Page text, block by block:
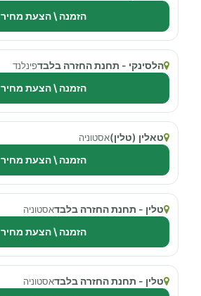
הזמנה \ הצעת מחיר
הלסינקי - תחנת החזרה בלבדפינלנד
הזמנה \ הצעת מחיר
טאלין (טלין)אסטוניה
הזמנה \ הצעת מחיר
טלין - תחנת החזרה בלבדאסטוניה
הזמנה \ הצעת מחיר
טלין - תחנת החזרה בלבדאסטוניה